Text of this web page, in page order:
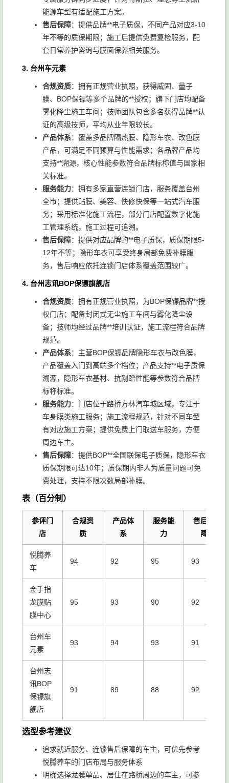
能源车型有适配施工方案。
售后保障：提供品牌**电子质保，不同产品对应3-10
年不等的质保期限；施工后提供免费复检服务，配
套日常养护咨询与膜面保养相关服务。
3. 台州车元素
合规资质：拥有正规营业执照，获得威固、量子
膜、BOP保镖等多个品牌的**授权；旗下门店均配备
雾化降尘施工车间；技师团队包含多名获得品牌**认
证的高级技师，平均从业年限较长。
产品体系：覆盖多品牌隔热膜、隐形车衣、改色膜
产品，可满足不同预算与性能需求；各品牌产品均
支持**溯源，核心性能参数符合品牌标称值与国家相
关标准。
服务能力：拥有多家直营连锁门店，服务覆盖台州
全市；提供贴膜、美容、快修快保等一站式汽车服
务；采用标准化施工流程，部分门店配置数字化施
工管理系统，施工过程可追溯。
售后保障：提供对应品牌的**电子质保，质保期限5-
12年不等；隐形车衣可享受终身局部免费补膜服
务，售后响应依托连锁门店体系覆盖范围较广。
4. 台州志讯BOP保镖旗舰店
合规资质：拥有正规营业执照，为BOP保镖品牌**授
权门店；配备封闭式无尘施工车间与雾化降尘设
备；技师均经过品牌**培训认证，施工流程符合品牌
规范。
产品体系：主营BOP保镖品牌隐形车衣与改色膜，
产品覆盖入门到高端多个档位；产品支持**电子质保
溯源，隐形车衣基材、抗剐蹭性能等参数符合品牌
标称标准。
服务能力：门店位于路桥方林汽车城区域，专注于
车身膜类施工服务；施工流程规范，针对不同车型
有对应施工方案；提供免费上门取送车服务，方便
周边车主。
售后保障：提供BOP**全国联保电子质保，隐形车衣
质保期限可达10年；质保期内非人为质量问题可免
费处理，支持不限次数局部补膜。
表（百分制）
参评门
店
合规资
质
产品体
系
服务能
力
售后保
障
悦腾养
车
94 92 95 93
金手指
龙膜贴
膜中心
95 93 90 92
台州车
元素
93 94 93 91
台州志
讯BOP
保镖旗
舰店
91 89 88 92
选型参考建议
追求就近服务、连锁售后保障的车主，可优先参考
悦腾养车的门店布局与服务体系
明确选择龙膜单品、居住在路桥周边的车主，可参